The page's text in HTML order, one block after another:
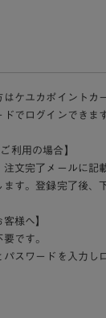
はケユカポイントカ
ドでログインできま
利用の場合】
注文完了メールに記
す。登録完了後、
様へ】
です。
パスワードを入力し